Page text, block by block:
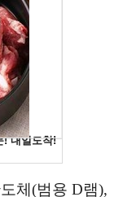
체(범용 D램),